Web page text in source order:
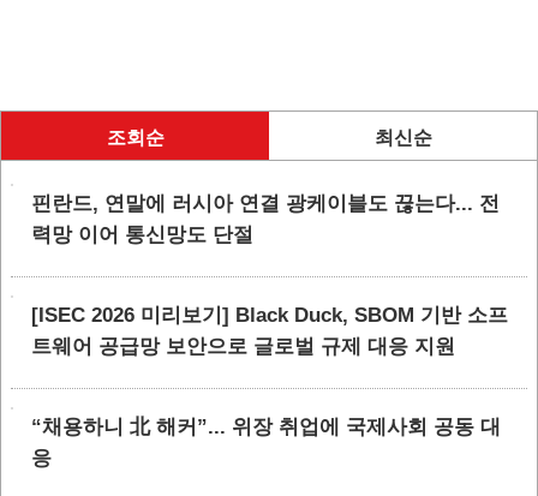
조회순 최신순
핀란드, 연말에 러시아 연결 광케이블도 끊는다... 전
력망 이어 통신망도 단절
[ISEC 2026 미리보기] Black Duck, SBOM 기반 소프
트웨어 공급망 보안으로 글로벌 규제 대응 지원
“채용하니 北 해커”... 위장 취업에 국제사회 공동 대
응